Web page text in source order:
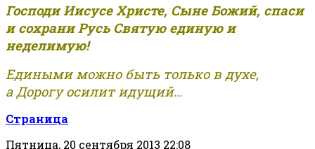
Господи Иисусе Христе, Сыне Божий, спаси
и сохрани Русь Святую единую и
неделимую!
Едиными можно быть только в духе,
а Дорогу осилит идущий...
Страница
Пятница, 20 сентября 2013 22:08